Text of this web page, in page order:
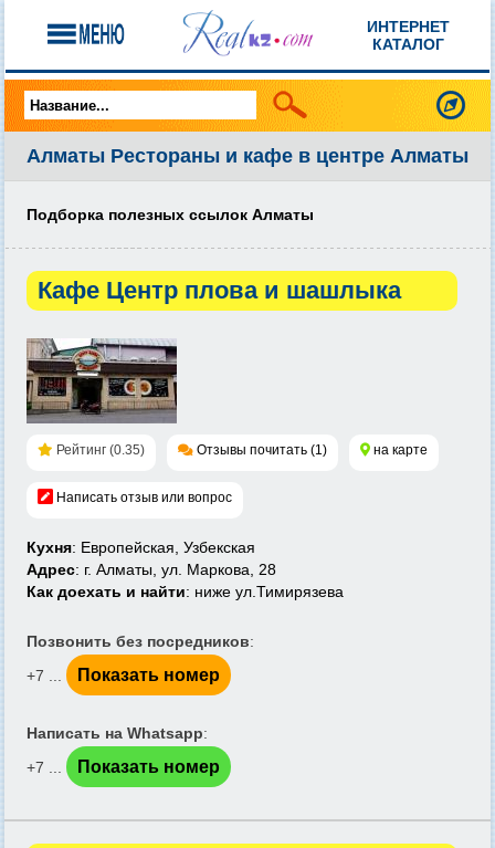
ИНТЕРНЕТ
КАТАЛОГ
Алматы Рестораны и кафе в центре Алматы
Подборка полезных ссылок Алматы
Кафе Центр плова и шашлыка
Рейтинг (0.35) Отзывы почитать (1) на карте
Написать отзыв или вопрос
Кухня: Европейская, Узбекская
Адрес: г. Алматы, ул. Маркова, 28
Как доехать и найти: ниже ул.Тимирязева
Позвонить без посредников:
+7 ...
Показать номер
Написать на Whatsapp:
+7 ...
Показать номер